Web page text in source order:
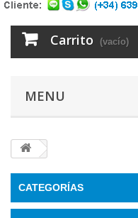
Carrito (vacío)
MENU
CATEGORÍAS